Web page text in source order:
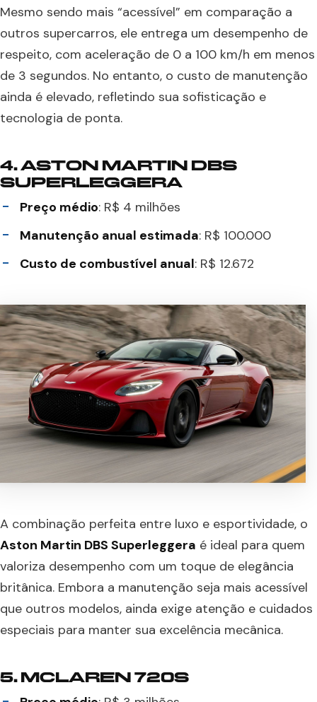
Mesmo sendo mais “acessível” em comparação a
outros supercarros, ele entrega um desempenho de
respeito, com aceleração de 0 a 100 km/h em menos
de 3 segundos. No entanto, o custo de manutenção
ainda é elevado, refletindo sua sofisticação e
tecnologia de ponta.
4.ASTON MARTIN DBS
SUPERLEGGERA
Preço médio: R$ 4 milhões
Manutenção anual estimada: R$ 100.000
Custo de combustível anual: R$ 12.672
A combinação perfeita entre luxo e esportividade, o
Aston Martin DBS Superleggera é ideal para quem
valoriza desempenho com um toque de elegância
britânica. Embora a manutenção seja mais acessível
que outros modelos, ainda exige atenção e cuidados
especiais para manter sua excelência mecânica.
5.MCLAREN 720S